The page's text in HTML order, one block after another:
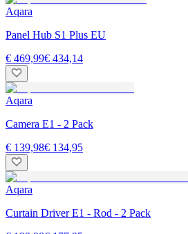
Aqara
Panel Hub S1 Plus EU
€ 469,99€ 434,14
Aqara
Camera E1 - 2 Pack
€ 139,98€ 134,95
Aqara
Curtain Driver E1 - Rod - 2 Pack